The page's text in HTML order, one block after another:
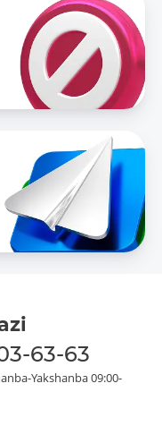
63-63
Yakshanba 09:00-